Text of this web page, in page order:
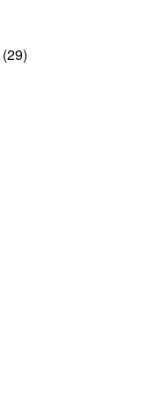
(29)